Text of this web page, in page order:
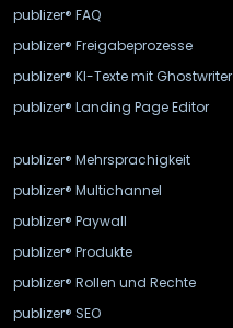
publizer® FAQ
publizer® Freigabeprozesse
publizer® KI-Texte mit Ghostwriter
publizer® Landing Page Editor
publizer® Mehrsprachigkeit
publizer® Multichannel
publizer® Paywall
publizer® Produkte
publizer® Rollen und Rechte
publizer® SEO